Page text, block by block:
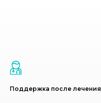
Поддержка после лечения